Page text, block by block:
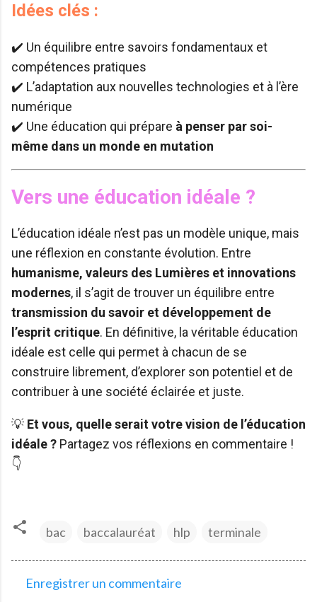
Idées clés :
✔️ Un équilibre entre savoirs fondamentaux et
compétences pratiques
✔️ L’adaptation aux nouvelles technologies et à l’ère
numérique
✔️ Une éducation qui prépare à penser par soi-
même dans un monde en mutation
Vers une éducation idéale ?
L’éducation idéale n’est pas un modèle unique, mais
une réflexion en constante évolution. Entre
humanisme, valeurs des Lumières et innovations
modernes, il s’agit de trouver un équilibre entre
transmission du savoir et développement de
l’esprit critique. En définitive, la véritable éducation
idéale est celle qui permet à chacun de se
construire librement, d’explorer son potentiel et de
contribuer à une société éclairée et juste.
💡 Et vous, quelle serait votre vision de l’éducation
idéale ? Partagez vos réflexions en commentaire !
👇
bac baccalauréat hlp terminale
Enregistrer un commentaire